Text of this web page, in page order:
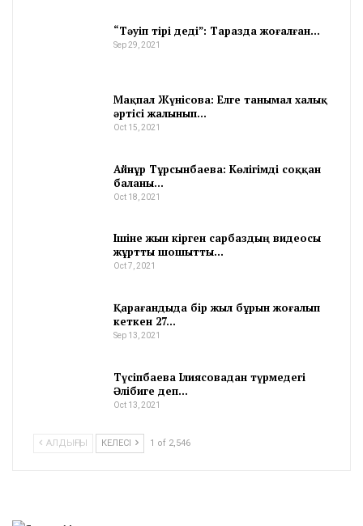
“Тәуіп тірі деді”: Таразда жоғалған…
Sep 29, 2021
Мақпал Жүнісова: Елге танымал халық
әртісі жалынып…
Oct 15, 2021
Айнұр Тұрсынбаева: Көлігімді соққан
баланы…
Oct 18, 2021
Ішіне жын кірген сарбаздың видеосы
жұртты шошытты…
Oct 7, 2021
Қарағандыда бір жыл бұрын жоғалып
кеткен 27…
Sep 13, 2021
Түсіпбаева Ілиясовадан түрмедегі
Әлібиге деп…
Oct 13, 2021
АЛДЫҢҒЫ КЕЛЕСІ 1 of 2,546